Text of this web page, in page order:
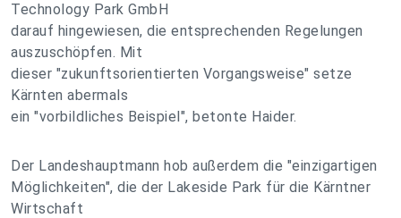
Technology Park GmbH
darauf hingewiesen, die entsprechenden Regelungen
auszuschöpfen. Mit
dieser "zukunftsorientierten Vorgangsweise" setze
Kärnten abermals
ein "vorbildliches Beispiel", betonte Haider.
Der Landeshauptmann hob außerdem die "einzigartigen
Möglichkeiten", die der Lakeside Park für die Kärntner
Wirtschaft